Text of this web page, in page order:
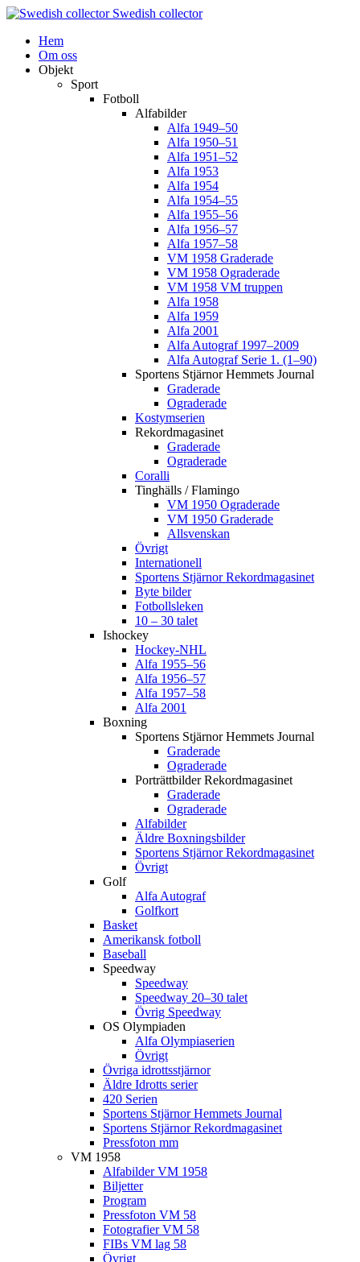
Swedish collector
Hem
Om oss
Objekt
Sport
Fotboll
Alfabilder
Alfa 1949–50
Alfa 1950–51
Alfa 1951–52
Alfa 1953
Alfa 1954
Alfa 1954–55
Alfa 1955–56
Alfa 1956–57
Alfa 1957–58
VM 1958 Graderade
VM 1958 Ograderade
VM 1958 VM truppen
Alfa 1958
Alfa 1959
Alfa 2001
Alfa Autograf 1997–2009
Alfa Autograf Serie 1. (1–90)
Sportens Stjärnor Hemmets Journal
Graderade
Ograderade
Kostymserien
Rekordmagasinet
Graderade
Ograderade
Coralli
Tinghälls / Flamingo
VM 1950 Ograderade
VM 1950 Graderade
Allsvenskan
Övrigt
Internationell
Sportens Stjärnor Rekordmagasinet
Byte bilder
Fotbollsleken
10 – 30 talet
Ishockey
Hockey-NHL
Alfa 1955–56
Alfa 1956–57
Alfa 1957–58
Alfa 2001
Boxning
Sportens Stjärnor Hemmets Journal
Graderade
Ograderade
Porträttbilder Rekordmagasinet
Graderade
Ograderade
Alfabilder
Äldre Boxningsbilder
Sportens Stjärnor Rekordmagasinet
Övrigt
Golf
Alfa Autograf
Golfkort
Basket
Amerikansk fotboll
Baseball
Speedway
Speedway
Speedway 20–30 talet
Övrig Speedway
OS Olympiaden
Alfa Olympiaserien
Övrigt
Övriga idrottsstjärnor
Äldre Idrotts serier
420 Serien
Sportens Stjärnor Hemmets Journal
Sportens Stjärnor Rekordmagasinet
Pressfoton mm
VM 1958
Alfabilder VM 1958
Biljetter
Program
Pressfoton VM 58
Fotografier VM 58
FIBs VM lag 58
Övrigt